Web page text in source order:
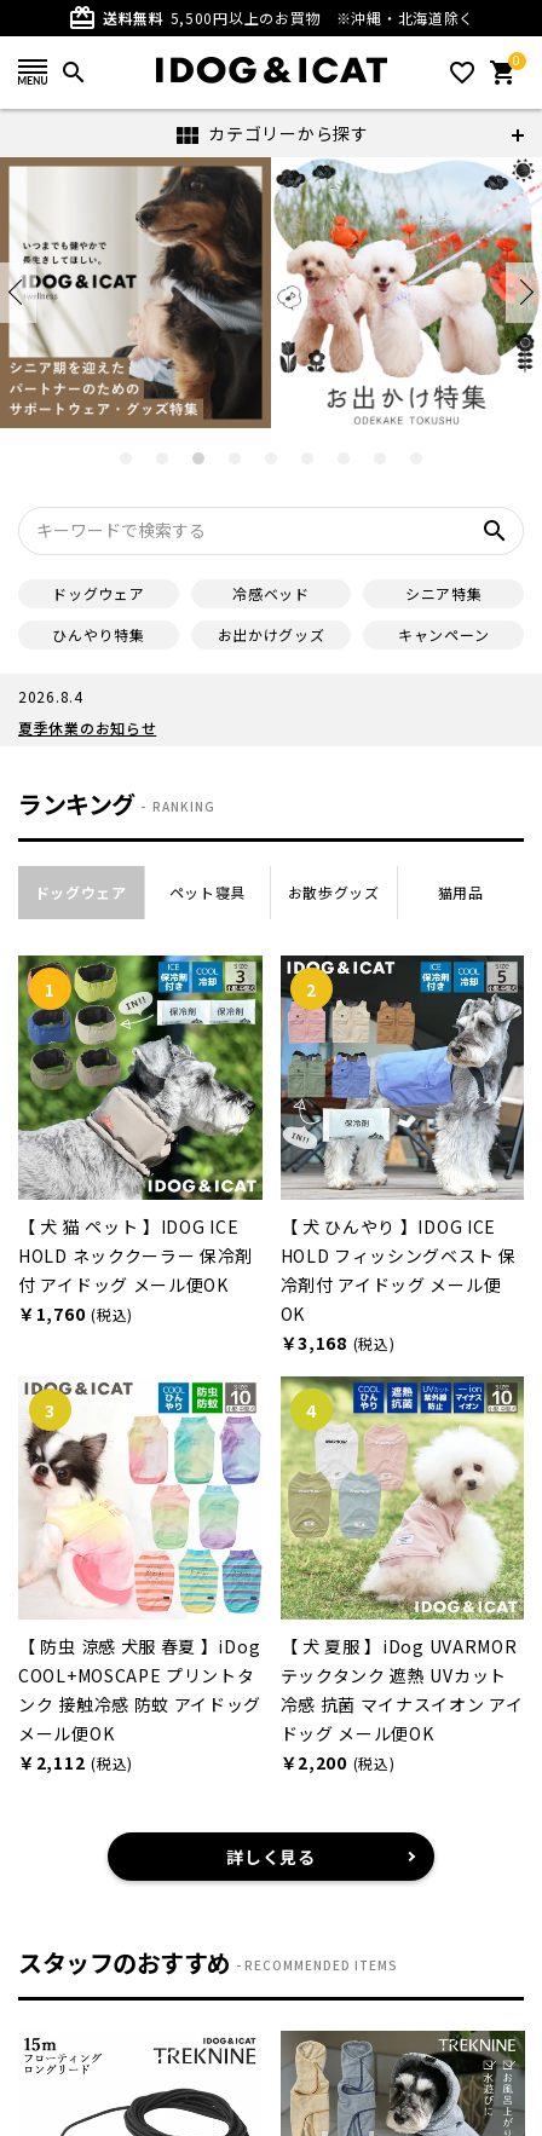
card_giftcard 送料無料 5,500円以上のお買物 ※沖縄・北海道除く
search favorite_outline 0
shopping_cart
view_module カテゴリーから探す
search
ドッグウェア 冷感ベッド
シニア特集
ひんやり特集
お出かけグッズ キャンペーン
2026.8.4
夏季休業のお知らせ
ランキング RANKING
ドッグウェア ペット寝具 お散歩グッズ 猫用品
【 犬 猫 ペット 】IDOG ICE
HOLD ネッククーラー 保冷剤
付 アイドッグ メール便OK
￥1,760 (税込)
【 犬 ひんやり 】IDOG ICE
HOLD フィッシングベスト 保
冷剤付 アイドッグ メール便
OK
￥3,168 (税込)
【 防虫 涼感 犬服 春夏 】iDog
COOL+MOSCAPE プリントタ
ンク 接触冷感 防蚊 アイドッグ
メール便OK
￥2,112 (税込)
【 犬 夏服 】iDog UVARMOR
テックタンク 遮熱 UVカット
冷感 抗菌 マイナスイオン アイ
ドッグ メール便OK
￥2,200 (税込)
詳しく見る
スタッフのおすすめ RECOMMENDED ITEMS